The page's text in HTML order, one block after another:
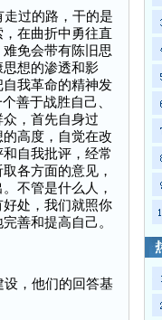
过的路，干的是
在曲折中勇往直
免会带有陈旧思
想的渗透和影
我革命的精神发
善于战胜自己、
，首先自身过
高度，自觉在改
自我批评，经常
各方面的意见，
不管是什么人，
处，我们就照你
善和提高自己。
，他们的回答基